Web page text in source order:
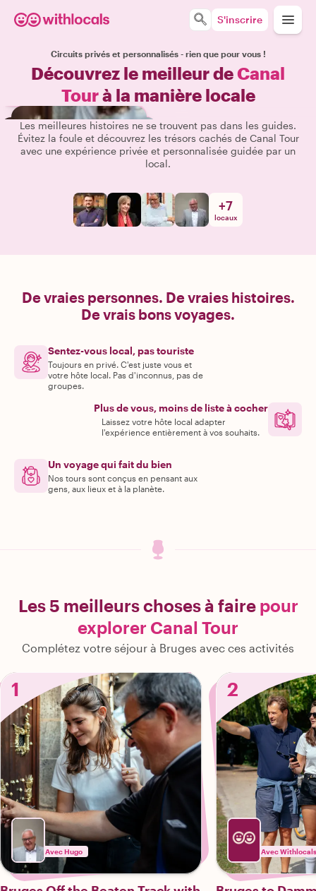
S'inscrire
Circuits privés et personnalisés - rien que pour vous !
Découvrez le meilleur deCanal
Tourà la manière locale
Les meilleures histoires ne se trouvent pas dans les guides.
Évitez la foule et découvrez les trésors cachés de Canal Tour
avec une expérience privée et personnalisée guidée par un
local.
+7
locaux
De vraies personnes. De vraies histoires.
De vrais bons voyages.
Sentez-vous local, pas touriste
Toujours en privé. C'est juste vous et
votre hôte local. Pas d'inconnus, pas de
groupes.
Plus de vous, moins de liste à cocher
Laissez votre hôte local adapter
l'expérience entièrement à vos souhaits.
Un voyage qui fait du bien
Nos tours sont conçus en pensant aux
gens, aux lieux et à la planète.
Les 5 meilleurs choses à faire pour
explorer Canal Tour
Complétez votre séjour à Bruges avec ces activités
1
Avec Hugo
2
Avec Withlocals